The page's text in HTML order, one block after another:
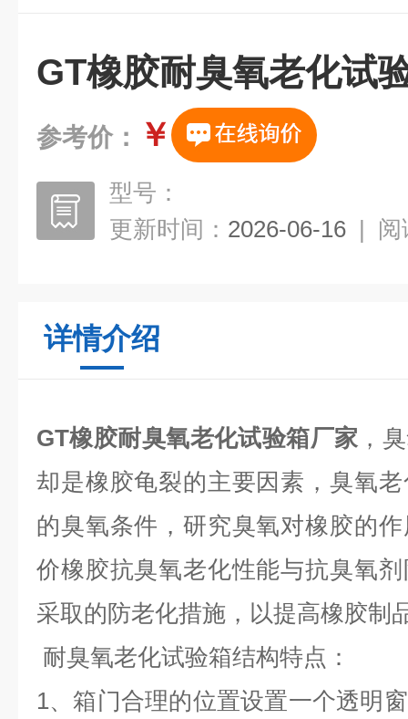
GT橡胶耐臭氧老化试
参考价： ￥
型号：
更新时间： 2026-06-16 | 阅
详情介绍
GT橡胶耐臭氧老化试验箱厂家 ，
却是橡胶龟裂的主要因素，臭氧
的臭氧条件，研究臭氧对橡胶的
价橡胶抗臭氧老化性能与抗臭氧
采取的防老化措施，以提高橡胶制
耐臭氧老化试验箱结构特点：
1、箱门合理的位置设置一个透明